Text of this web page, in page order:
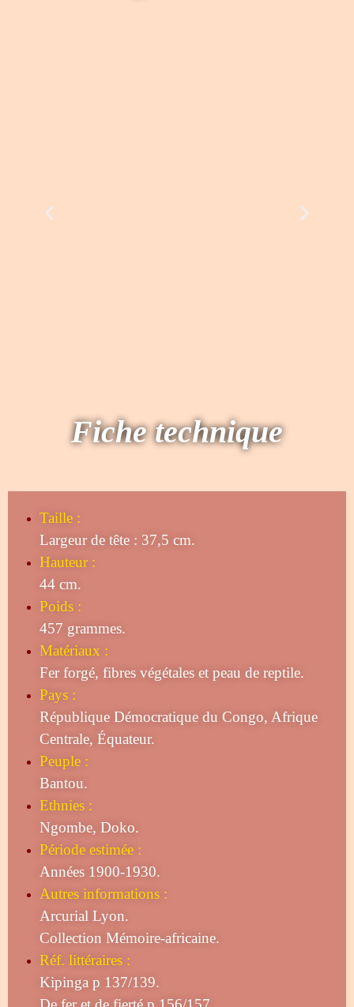
Fiche technique
Taille :
Largeur de tête : 37,5 cm.
Hauteur :
44 cm.
Poids :
457 grammes.
Matériaux :
Fer forgé, fibres végétales et peau de reptile.
Pays :
République Démocratique du Congo, Afrique
Centrale, Équateur.
Peuple :
Bantou.
Ethnies :
Ngombe, Doko.
Période estimée :
Années 1900-1930.
Autres informations :
Arcurial Lyon.
Collection Mémoire-africaine.
Réf. littéraires :
Kipinga p 137/139.